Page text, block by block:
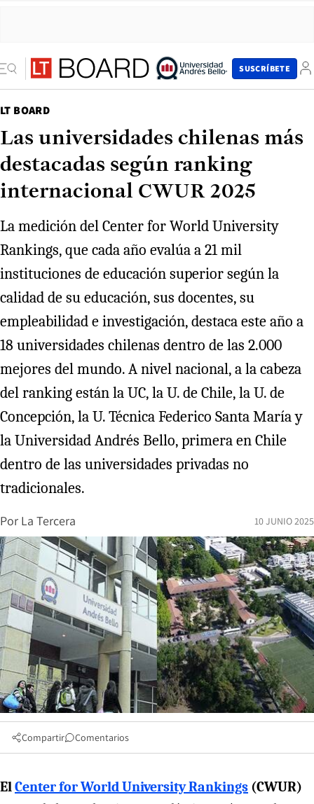
SUSCRÍBETE
LT BOARD
Las universidades chilenas más
destacadas según ranking
internacional CWUR 2025
La medición del Center for World University
Rankings, que cada año evalúa a 21 mil
instituciones de educación superior según la
calidad de su educación, sus docentes, su
empleabilidad e investigación, destaca este año a
18 universidades chilenas dentro de las 2.000
mejores del mundo. A nivel nacional, a la cabeza
del ranking están la UC, la U. de Chile, la U. de
Concepción, la U. Técnica Federico Santa María y
la Universidad Andrés Bello, primera en Chile
dentro de las universidades privadas no
tradicionales.
Por La Tercera 10 JUNIO 2025
Compartir Comentarios
ElCenter for World University Rankings (CWUR)